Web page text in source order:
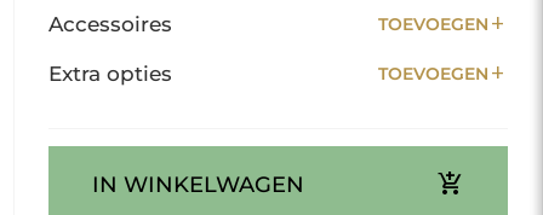
Accessoires TOEVOEGEN add
Extra opties TOEVOEGEN add
IN WINKELWAGEN add_shopping_cart